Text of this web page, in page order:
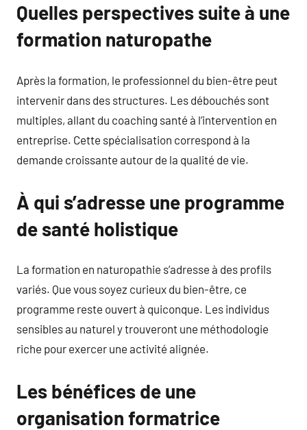
Quelles perspectives suite à une
formation naturopathe
Après la formation, le professionnel du bien-être peut
intervenir dans des structures. Les débouchés sont
multiples, allant du coaching santé à l’intervention en
entreprise. Cette spécialisation correspond à la
demande croissante autour de la qualité de vie.
À qui s’adresse une programme
de santé holistique
La formation en naturopathie s’adresse à des profils
variés. Que vous soyez curieux du bien-être, ce
programme reste ouvert à quiconque. Les individus
sensibles au naturel y trouveront une méthodologie
riche pour exercer une activité alignée.
Les bénéfices de une
organisation formatrice